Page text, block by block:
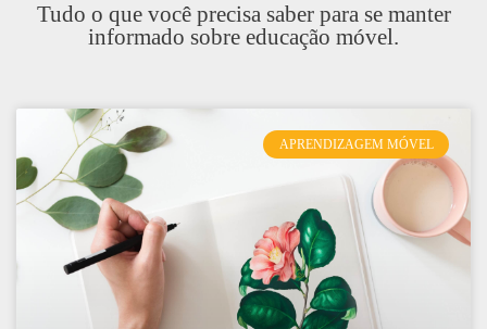
Tudo o que você precisa saber para se manter
informado sobre educação móvel.
APRENDIZAGEM MÓVEL